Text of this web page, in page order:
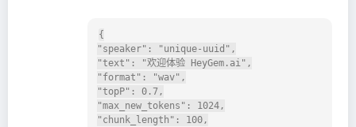
{
"speaker": "unique-uuid",
"text": "欢迎体验 HeyGem.ai",
"format": "wav",
"topP": 0.7,
"max_new_tokens": 1024,
"chunk_length": 100,